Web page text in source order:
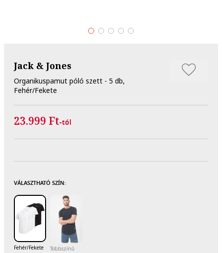
Jack & Jones
Organikuspamut póló szett - 5 db,
Fehér/Fekete
23.999 Ft-tól
VÁLASZTHATÓ SZÍN:
Fehér/Fekete Többszínű